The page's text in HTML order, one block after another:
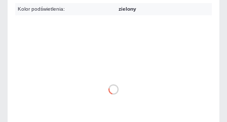
Kolor podświetlenia: zielony
DO KOSZYKA